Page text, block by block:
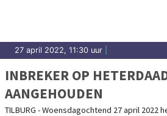
27 april 2022, 11:30 uur
INBREKER OP
AANGEHOUDEN
TILBURG - Woensdagochtend 27 april 2022